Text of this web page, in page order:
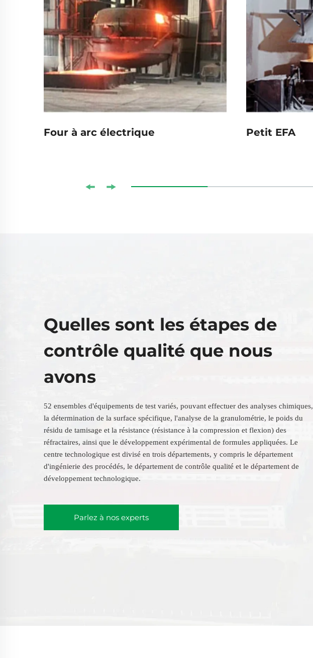
Four à arc électrique Petit EFA
Quelles sont les étapes de
contrôle qualité que nous
avons
52 ensembles d'équipements de test variés, pouvant effectuer des analyses chimiques,
la détermination de la surface spécifique, l'analyse de la granulométrie, le poids du
résidu de tamisage et la résistance (résistance à la compression et flexion) des
réfractaires, ainsi que le développement expérimental de formules appliquées. Le
centre technologique est divisé en trois départements, y compris le département
d'ingénierie des procédés, le département de contrôle qualité et le département de
développement technologique.
Parlez à nos experts